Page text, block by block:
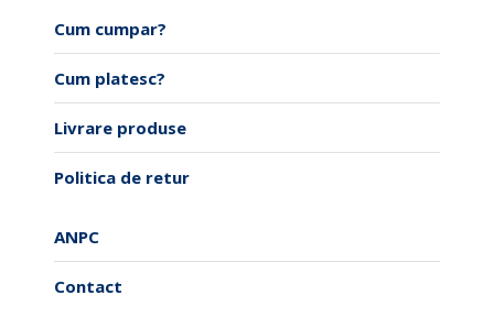
Cum cumpar?
Cum platesc?
Livrare produse
Politica de retur
ANPC
Contact